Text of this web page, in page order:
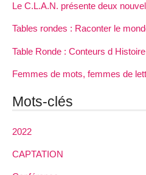
Le C.L.A.N. présente deux
Tables rondes : Raconter le
Table Ronde : Conteurs d Histoire
Femmes de mots, femmes de
Mots-clés
2022
CAPTATION